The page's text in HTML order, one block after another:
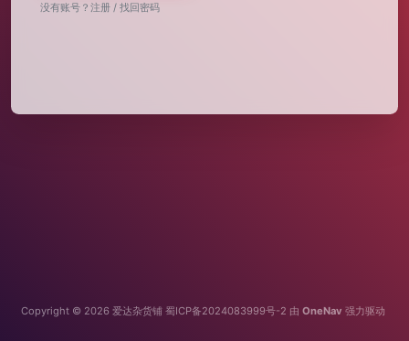
没有账号？ 注册 / 找回密码
Copyright © 2026 爱达杂货铺 蜀ICP备2024083999号-2 由 OneNav 强力驱动